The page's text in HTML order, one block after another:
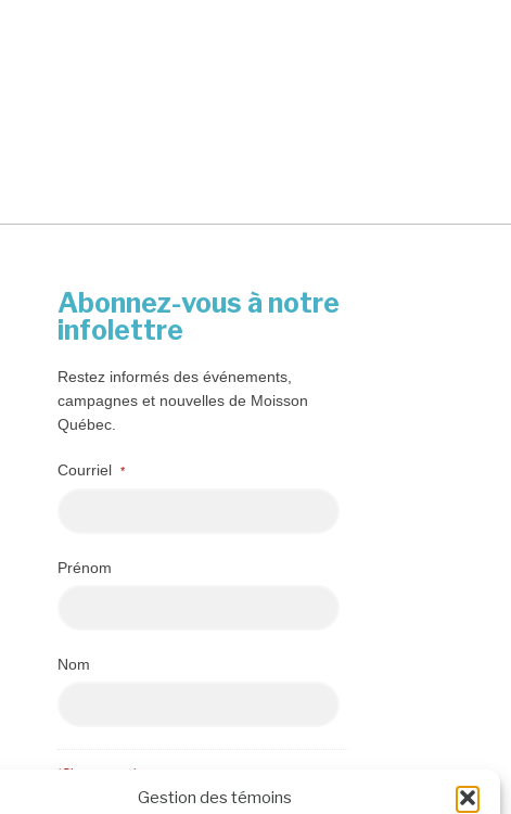
Gestion des témoins
Abonnez-vous à notre
infolettre
Restez informés des événements,
campagnes et nouvelles de Moisson
Québec.
Courriel *
Prénom
Nom
*Champs requis